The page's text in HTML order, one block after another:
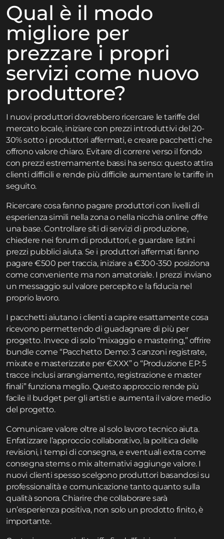
Qual è il modo
migliore per
prezzare i propri
servizi come nuovo
produttore?
I nuovi produttori dovrebbero ricercare le tariffe del
mercato locale, iniziare con prezzi introduttivi del 20-
30% sotto i produttori affermati, e creare pacchetti che
offrono valore chiaro. Evitare di correre verso il fondo
con prezzi estremamente bassi ha senso: questo attira
clienti difficili e rende più difficile aumentare le tariffe in
seguito.
Ricercare cosa fanno pagare produttori con livelli di
esperienza simili nella zona o nella nicchia online offre
una base. Controllare siti di servizi di produzione,
chiedere nei forum di produttori, e guardare listini
prezzi pubblici aiuta. Se i produttori affermati fanno
pagare €500 per traccia, iniziare a €300-350 posiziona
come conveniente ma non amatoriale. I prezzi inviano
un messaggio sul valore percepito e la fiducia nel
proprio lavoro.
I pacchetti aiutano i clienti a capire esattamente cosa
ricevono permettendo di guadagnare di più per
progetto. Invece di solo “mixaggio e mastering,” offrire
bundle come “Pacchetto Demo: 3 canzoni registrate,
mixate e masterizzate per €XXX” o “Produzione EP: 5
tracce inclusi arrangiamento, registrazione e master
finali” funziona meglio. Questo approccio rende più
facile il budget per gli artisti e aumenta il valore medio
del progetto.
Comunicare valore oltre al solo lavoro tecnico aiuta.
Enfatizzare l’approccio collaborativo, la politica delle
revisioni, i tempi di consegna, e eventuali extra come
consegna stems o mix alternativi aggiunge valore. I
nuovi clienti spesso scelgono produttori basandosi su
professionalità e comunicazione tanto quanto sulla
qualità sonora. Chiarire che collaborare sarà
un’esperienza positiva, non solo un prodotto finito, è
importante.